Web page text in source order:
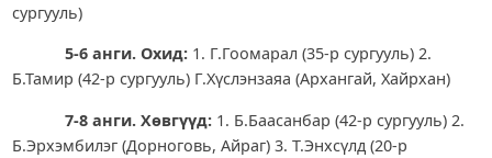
сургууль)
5-6 анги. Охид:1. Г.Гоомарал (35-р сургууль) 2.
Б.Тамир (42-р сургууль) Г.Хүслэнзаяа (Архангай, Хайрхан)
7-8 анги. Хөвгүүд:1. Б.Баасанбар (42-р сургууль) 2.
Б.Эрхэмбилэг (Дорноговь, Айраг) 3. Т.Энхсүлд (20-р